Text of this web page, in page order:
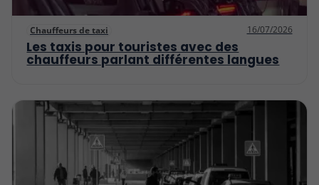
Chauffeurs de taxi 16/07/2026
Les taxis pour touristes avec des
chauffeurs parlant différentes langues